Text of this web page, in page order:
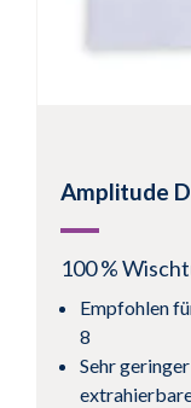
Amplitude
100 %
Empfohlen
8
Sehr